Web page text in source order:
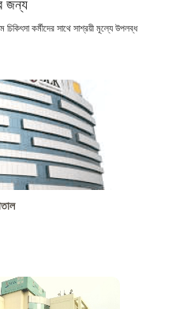
জন্য
কর্মীদের সাথে সাশ্রয়ী মূল্যে উপলব্ধ